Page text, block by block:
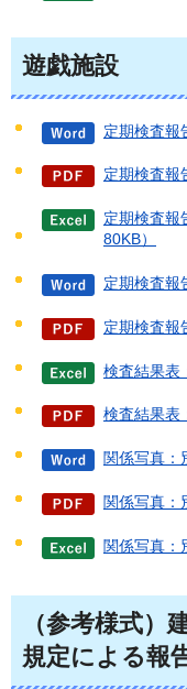
遊戯施設
定期検査報
定期検査報
定期検査報
80KB）
定期検査報
定期検査報
検査結果表
検査結果表
関係写真：
関係写真：
関係写真：
（参考様式）
規定による報